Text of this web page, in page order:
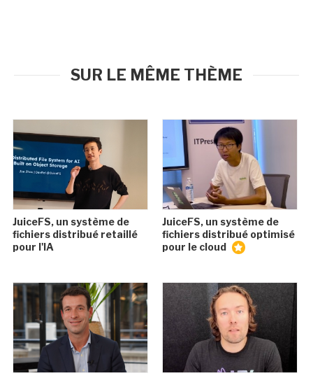
SUR LE MÊME THÈME
JuiceFS, un système de
fichiers distribué retaillé
pour l'IA
JuiceFS, un système de
fichiers distribué optimisé
pour le cloud